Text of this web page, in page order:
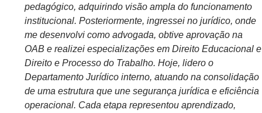
pedagógico, adquirindo visão ampla do funcionamento
institucional. Posteriormente, ingressei no jurídico, onde
me desenvolvi como advogada, obtive aprovação na
OAB e realizei especializações em Direito Educacional e
Direito e Processo do Trabalho. Hoje, lidero o
Departamento Jurídico interno, atuando na consolidação
de uma estrutura que une segurança jurídica e eficiência
operacional. Cada etapa representou aprendizado,